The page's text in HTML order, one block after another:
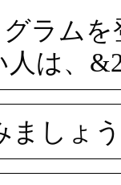
ラム
は、
ましょ